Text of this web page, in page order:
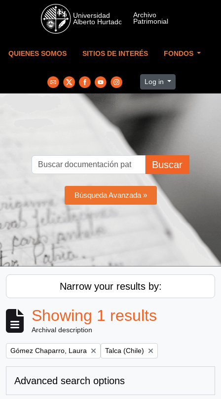
Skip to main content
QUIENES SOMOS SITIOS DE INTERÉS FONDOS
Log in
Buscar
Búsqueda Avanzada »
Narrow your results by:
Showing 1 results
Archival description
Remove filter:
Gómez Chaparro, Laura Remove filter:
Talca (Chile)
Advanced search options